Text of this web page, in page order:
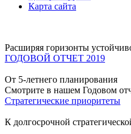
Карта сайта
Расширяя горизонты
ГОДОВОЙ ОТЧЕТ 2019
От 5-летнего планирования
Смотрите в нашем Годовом
Стратегические приоритеты
К долгосрочной